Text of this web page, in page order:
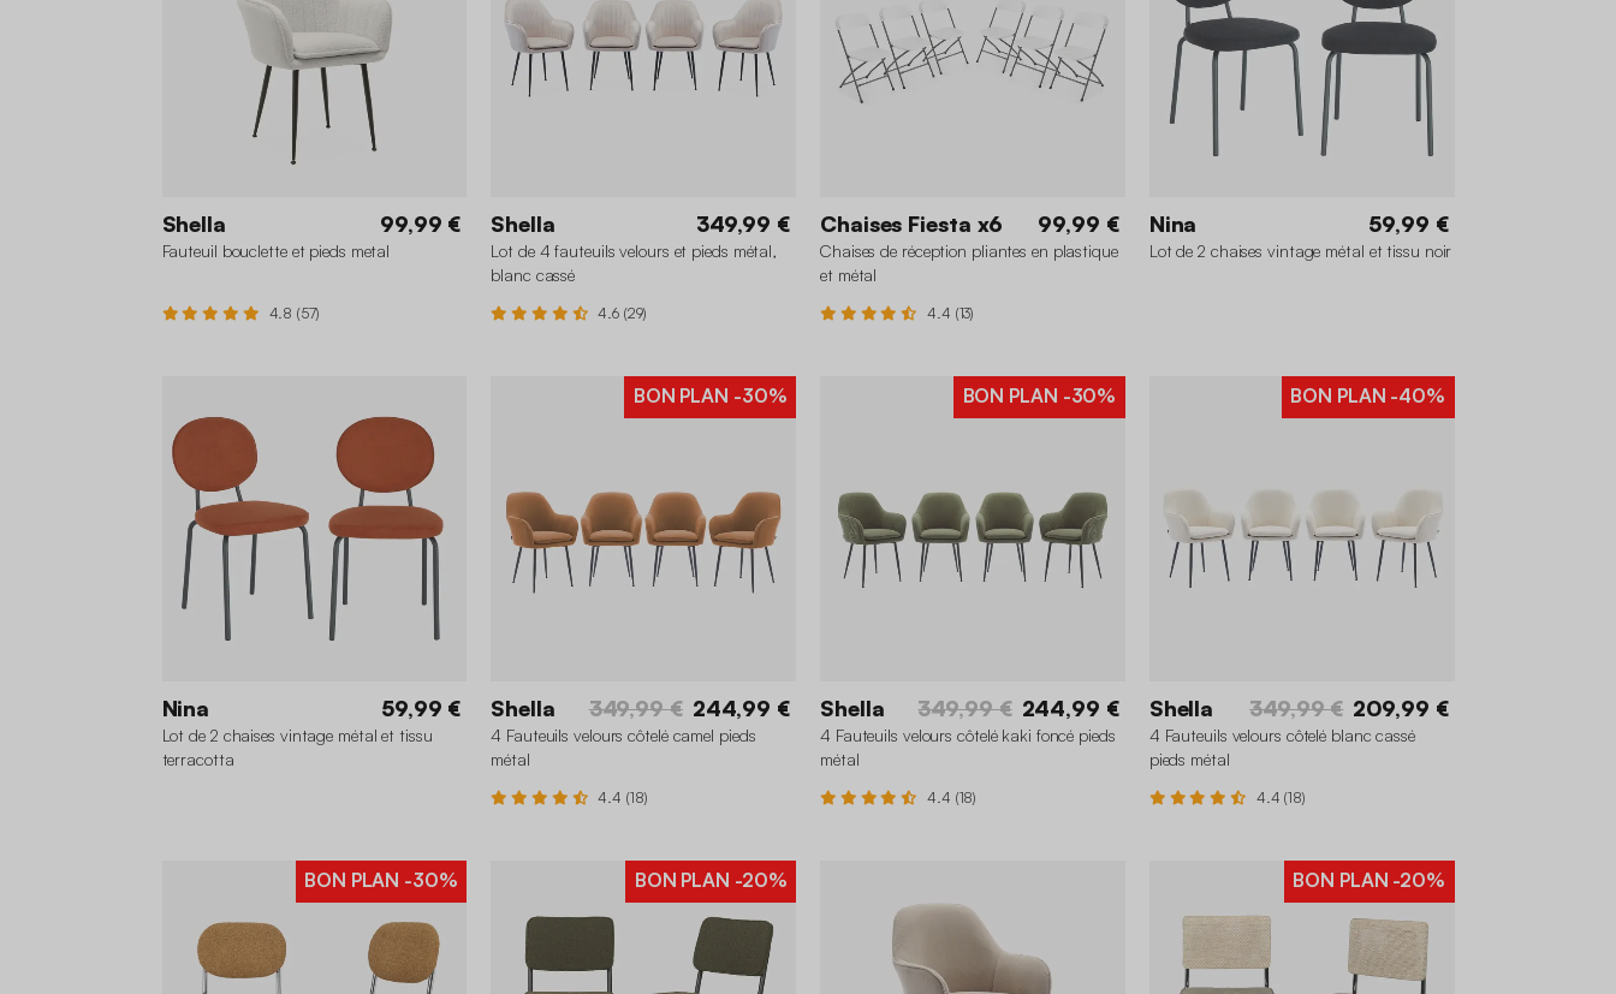
Shella 99,99 €
Fauteuil bouclette et pieds metal
4.8 (57)
Shella 349,99 €
Lot de 4 fauteuils velours et pieds métal,
blanc cassé
4.6 (29)
Chaises Fiesta x6 99,99 €
Chaises de réception pliantes en plastique
et métal
4.4 (13)
Nina 59,99 €
Lot de 2 chaises vintage métal et tissu noir
Nina 59,99 €
Lot de 2 chaises vintage métal et tissu
terracotta
BON PLAN -30%
Shella 349,99 € 244,99 €
4 Fauteuils velours côtelé camel pieds
métal
4.4 (18)
BON PLAN -30%
Shella 349,99 € 244,99 €
4 Fauteuils velours côtelé kaki foncé pieds
métal
4.4 (18)
BON PLAN -40%
Shella 349,99 € 209,99 €
4 Fauteuils velours côtelé blanc cassé
pieds métal
4.4 (18)
BON PLAN -30% BON PLAN -20% BON PLAN -20%